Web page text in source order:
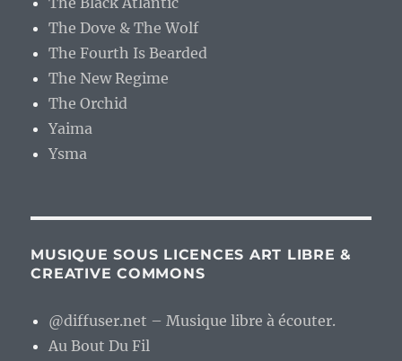
The Dove & The Wolf
The Fourth Is Bearded
The New Regime
The Orchid
Yaima
Ysma
MUSIQUE SOUS LICENCES ART LIBRE &
CREATIVE COMMONS
@diffuser.net – Musique libre à écouter.
Au Bout Du Fil